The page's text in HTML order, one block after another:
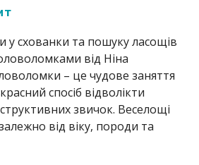
у схованки та пошуку ласощів
від Ніна
– це чудове заняття
спосіб відволікти
звичок. Веселощі
від віку, породи та